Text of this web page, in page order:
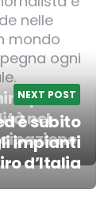
nelle
mondo
ogni
per
nel
NEXT POST
è subito
impianti
d’Italia